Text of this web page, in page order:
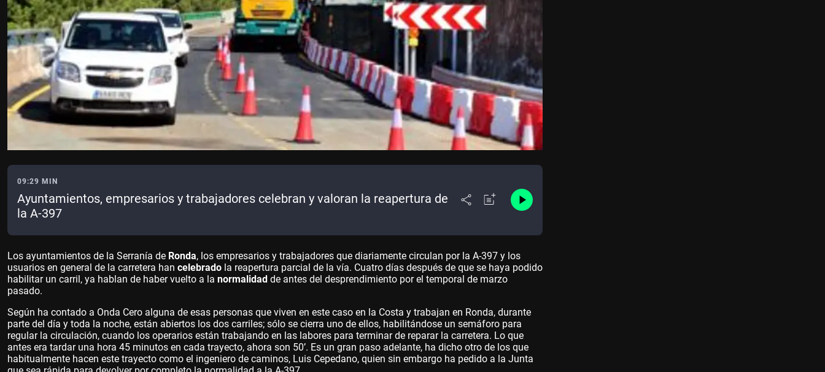
09:29 MIN
Ayuntamientos, empresarios y trabajadores celebran y valoran la reapertura de
la A-397
Los ayuntamientos de la Serranía de Ronda, los empresarios y trabajadores que diariamente circulan por la A-397 y los
usuarios en general de la carretera han celebrado la reapertura parcial de la vía. Cuatro días después de que se haya podido
habilitar un carril, ya hablan de haber vuelto a la normalidad de antes del desprendimiento por el temporal de marzo
pasado.
Según ha contado a Onda Cero alguna de esas personas que viven en este caso en la Costa y trabajan en Ronda, durante
parte del día y toda la noche, están abiertos los dos carriles; sólo se cierra uno de ellos, habilitándose un semáforo para
regular la circulación, cuando los operarios están trabajando en las labores para terminar de reparar la carretera. Lo que
antes era tardar una hora 45 minutos en cada trayecto, ahora son 50’. Es un gran paso adelante, ha dicho otro de los que
habitualmente hacen este trayecto como el ingeniero de caminos, Luis Cepedano, quien sin embargo ha pedido a la Junta